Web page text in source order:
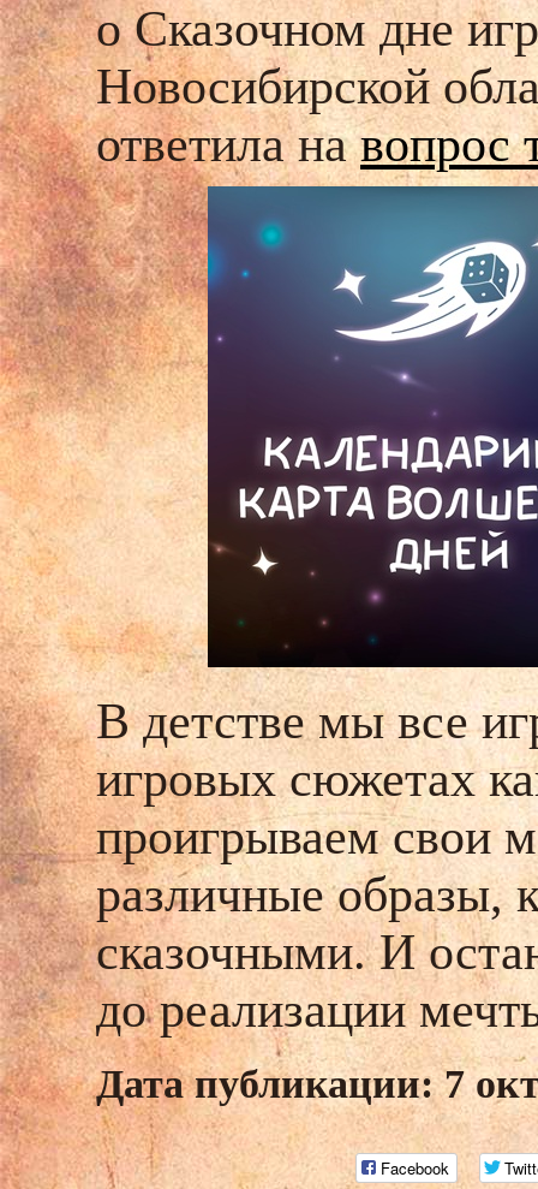
о Сказочном дне
Новосибирской
ответила навопрос
В детстве мы все
игровых сюжетах
проигрываем свои
различные образы,
сказочными. И
до реализации
Дата публикации: 7
Facebook